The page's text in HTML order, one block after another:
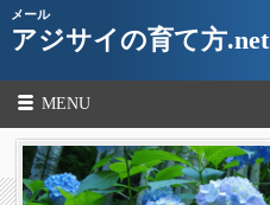
メール
アジサイの育て方.net
MENU